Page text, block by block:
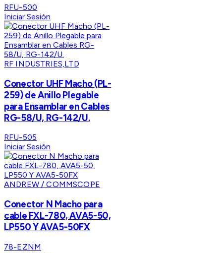
RFU-500
Iniciar Sesión
RF INDUSTRIES,LTD
Conector UHF Macho (PL-
259) de Anillo Plegable
para Ensamblar en Cables
RG-58/U, RG-142/U.
RFU-505
Iniciar Sesión
ANDREW / COMMSCOPE
Conector N Macho para
cable FXL-780, AVA5-50,
LP550 Y AVA5-50FX
78-EZNM